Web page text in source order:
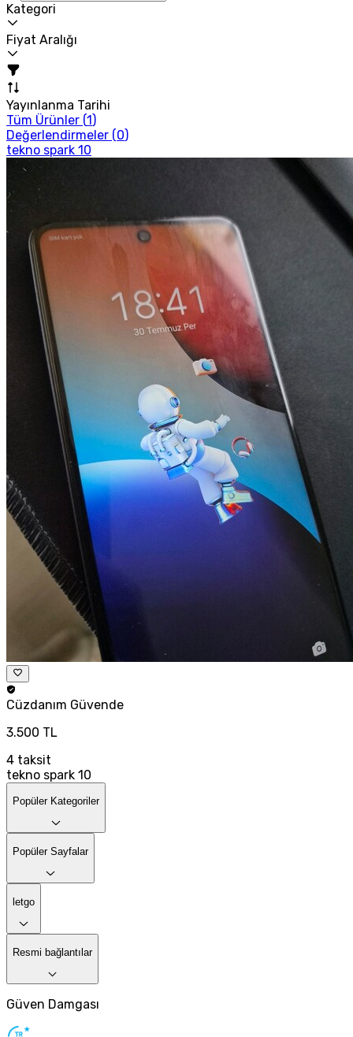
Kategori
Fiyat Aralığı
Yayınlanma Tarihi
Tüm Ürünler (1)
Değerlendirmeler (0)
tekno spark 10
Cüzdanım Güvende
3.500 TL
4 taksit
tekno spark 10
Popüler Kategoriler
Popüler Sayfalar
letgo
Resmi bağlantılar
Güven Damgası